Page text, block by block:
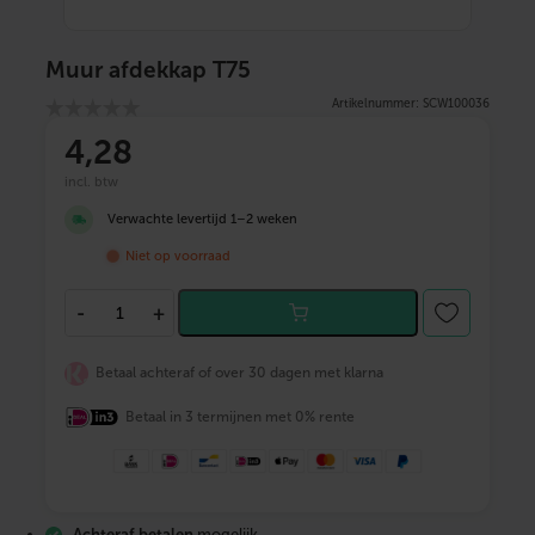
Muur afdekkap T75
Artikelnummer: SCW100036
4,28
incl. btw
Verwachte levertijd 1–2 weken
Niet op voorraad
d
- +
Betaal achteraf of over 30 dagen met klarna
Betaal in 3 termijnen met 0% rente